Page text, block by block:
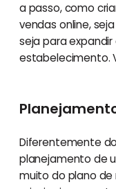
a passo, como
vendas online,
seja para
estabelecimento.
Diferentemente
planejamento de
muito do plano de